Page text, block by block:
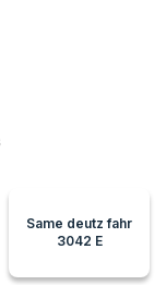
Same deutz fahr
3042 E